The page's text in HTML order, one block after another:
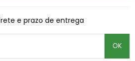
e prazo de entrega
OK